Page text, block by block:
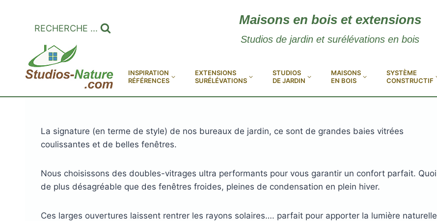
RECHERCHE ...
Maisons en bois et extensions
Studios de jardin et surélévations en bois
INSPIRATION
RÉFÉRENCES
EXTENSIONS
SURÉLÉVATIONS
STUDIOS
DE JARDIN
MAISONS
EN BOIS
SYSTÈME
CONSTRUCTIF
La signature (en terme de style) de nos bureaux de jardin, ce sont de grandes baies vitrées
coulissantes et de belles fenêtres.
Nous choisissons des doubles-vitrages ultra performants pour vous garantir un confort parfait. Quoi
de plus désagréable que des fenêtres froides, pleines de condensation en plein hiver.
Ces larges ouvertures laissent rentrer les rayons solaires…. parfait pour apporter la lumière naturelle